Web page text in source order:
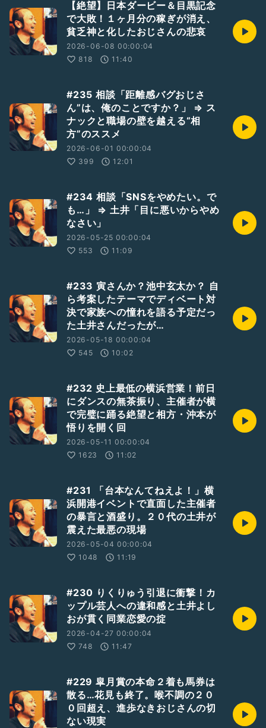
【絶望】日本ダービー＆目黒記念
で大敗！１ヶ月分の稼ぎが消え、
貧乏神と化したおじさんの悲哀
2026-06-08 00:00:04
818
11:40
#235 相談「距離感バグおじさ
ん”は、俺のことですか？」 ⇒ ス
ナックと職場の壁を越える“相
方”のススメ
2026-06-01 00:00:04
399
12:01
#234 相談「SNSをやめたい。で
も…」 ⇒ 土井「目に悪いからやめ
なさい」
2026-05-25 00:00:04
553
11:09
#233 寅さんか？池中玄太か？ 自
ら考案したテーマでディベート対
決で家族への憧れを語る予定だっ
た土井さんだったが…
2026-05-18 00:00:04
545
10:02
#232 史上最低の横浜営業！前日
にダンスの無茶振り、主催者が横
で完璧に踊る絶望と相方・沖本が
悟りを開く回
2026-05-11 00:00:04
1623
11:02
#231 「台本なんてねえよ！」横
浜開港イベントで直面した主催者
の暴言と酒盛り。２０代の土井が
震えた最悪の現場
2026-05-04 00:00:04
1048
11:19
#230 りくりゅう引退に衝撃！カ
ップル芸人への違和感と土井よし
おが貫く同業恋愛の掟
2026-04-27 00:00:04
748
11:47
#229 皐月賞の本命２着も馬券は
散る…花見も終了。喉不調の２０
０回超え、進歩なきおじさんの切
ない現実